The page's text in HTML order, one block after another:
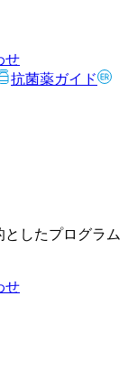
せ
抗菌薬ガイド
したプログラム
せ